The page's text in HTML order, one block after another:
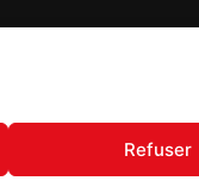
Refuser